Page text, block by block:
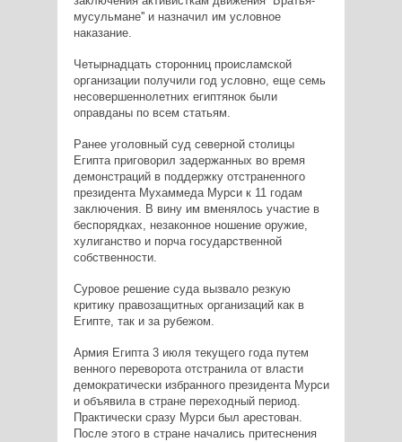
мусульмане'' и назначил им условное
наказание.
Четырнадцать сторонниц происламской
организации получили год условно, еще семь
несовершеннолетних египтянок были
оправданы по всем статьям.
Ранее уголовный суд северной столицы
Египта приговорил задержанных во время
демонстраций в поддержку отстраненного
президента Мухаммеда Мурси к 11 годам
заключения. В вину им вменялось участие в
беспорядках, незаконное ношение оружие,
хулиганство и порча государственной
собственности.
Суровое решение суда вызвало резкую
критику правозащитных организаций как в
Египте, так и за рубежом.
Армия Египта 3 июля текущего года путем
венного переворота отстранила от власти
демократически избранного президента Мурси
и объявила в стране переходный период.
Практически сразу Мурси был арестован.
После этого в стране начались притеснения